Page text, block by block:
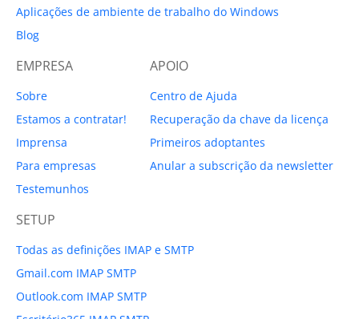
Aplicações de ambiente de trabalho do Windows
Blog
EMPRESA
Sobre
Estamos a contratar!
Imprensa
Para empresas
Testemunhos
APOIO
Centro de Ajuda
Recuperação da chave da licença
Primeiros adoptantes
Anular a subscrição da newsletter
SETUP
Todas as definições IMAP e SMTP
Gmail.com IMAP SMTP
Outlook.com IMAP SMTP